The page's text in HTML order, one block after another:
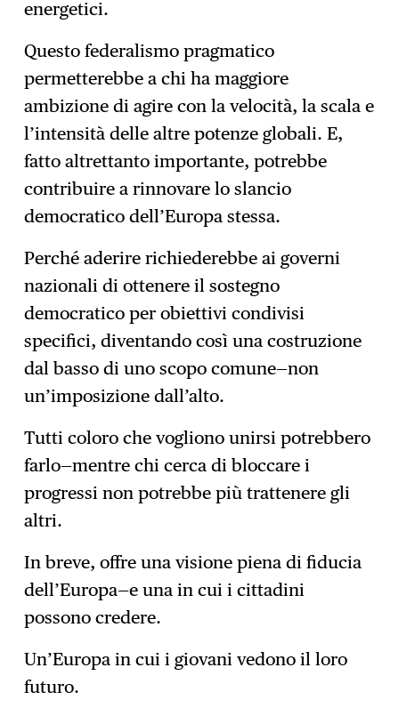
energetici.
Questo federalismo pragmatico
permetterebbe a chi ha maggiore
ambizione di agire con la velocità, la scala e
l’intensità delle altre potenze globali. E,
fatto altrettanto importante, potrebbe
contribuire a rinnovare lo slancio
democratico dell’Europa stessa.
Perché aderire richiederebbe ai governi
nazionali di ottenere il sostegno
democratico per obiettivi condivisi
specifici, diventando così una costruzione
dal basso di uno scopo comune—non
un’imposizione dall’alto.
Tutti coloro che vogliono unirsi potrebbero
farlo—mentre chi cerca di bloccare i
progressi non potrebbe più trattenere gli
altri.
In breve, offre una visione piena di fiducia
dell’Europa—e una in cui i cittadini
possono credere.
Un’Europa in cui i giovani vedono il loro
futuro.